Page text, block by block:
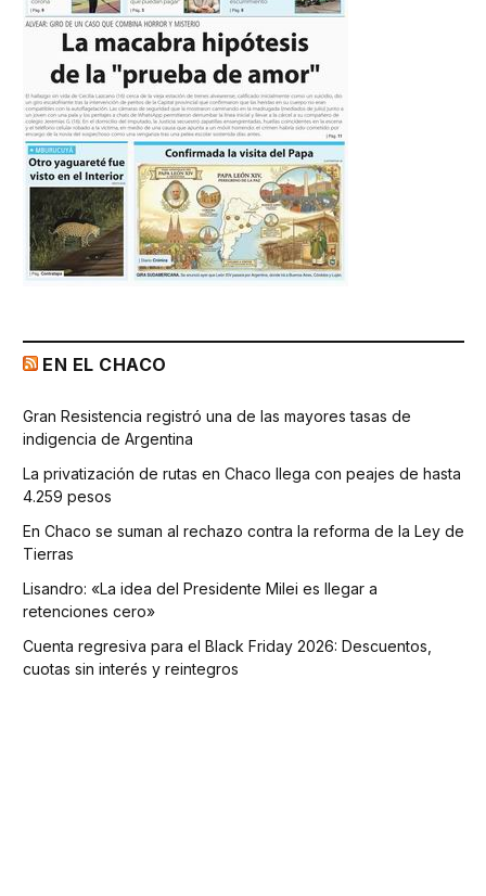
EN EL CHACO
Gran Resistencia registró una de las mayores tasas de
indigencia de Argentina
La privatización de rutas en Chaco llega con peajes de hasta
4.259 pesos
En Chaco se suman al rechazo contra la reforma de la Ley de
Tierras
Lisandro: «La idea del Presidente Milei es llegar a
retenciones cero»
Cuenta regresiva para el Black Friday 2026: Descuentos,
cuotas sin interés y reintegros